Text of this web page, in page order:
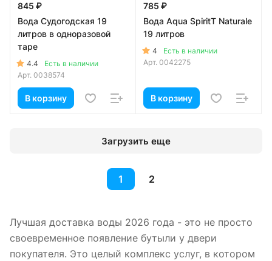
845 ₽
Вода Судогодская 19
литров в одноразовой
таре
4.4
Есть в наличии
Арт. 0038574
В корзину
785 ₽
Вода Aqua SpiritT Naturale
19 литров
4
Есть в наличии
Арт. 0042275
В корзину
Загрузить еще
1 2
Лучшая доставка воды 2026 года - это не просто
своевременное появление бутыли у двери
покупателя. Это целый комплекс услуг, в котором